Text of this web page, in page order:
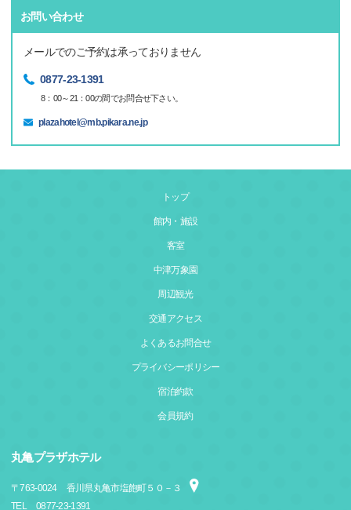
お問い合わせ
メールでのご予約は承っておりません
0877-23-1391
8：00～21：00の間でお問合せ下さい。
plazahotel@mb.pikara.ne.jp
トップ
館内・施設
客室
中津万象園
周辺観光
交通アクセス
よくあるお問合せ
プライバシーポリシー
宿泊約款
会員規約
丸亀プラザホテル
〒763-0024
香川県丸亀市塩飽町５０－３
TEL
0877-23-1391